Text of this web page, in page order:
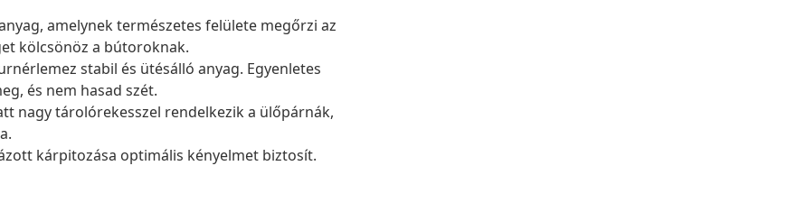
amelynek természetes felülete megőrzi az
kölcsönöz a bútoroknak.
stabil és ütésálló anyag. Egyenletes
és nem hasad szét.
nagy tárolórekesszel rendelkezik a ülőpárnák,
kárpitozása optimális kényelmet biztosít.